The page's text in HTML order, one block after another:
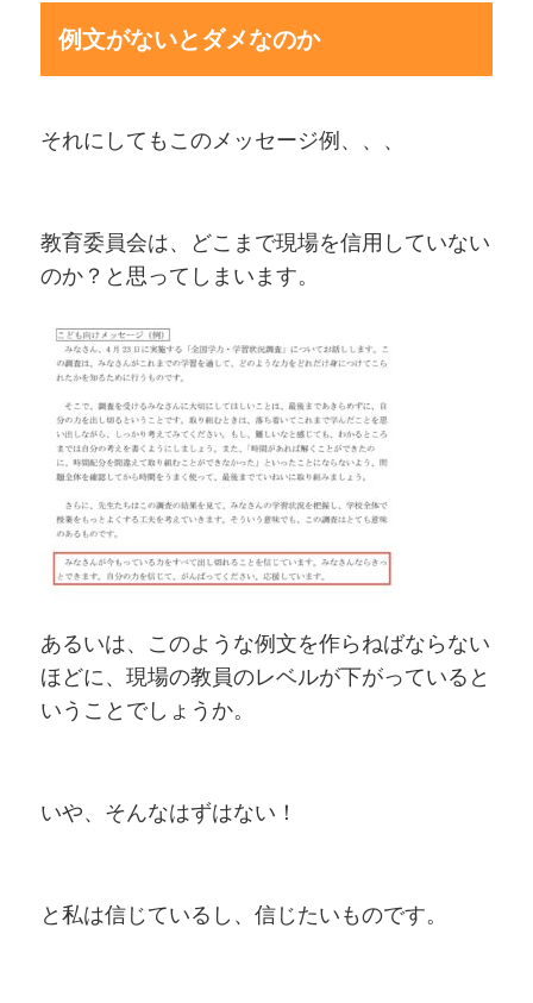
例文がないとダメなのか
それにしてもこのメッセージ例、、、
教育委員会は、どこまで現場を信用していない
のか？と思ってしまいます。
あるいは、このような例文を作らねばならない
ほどに、現場の教員のレベルが下がっていると
いうことでしょうか。
いや、そんなはずはない！
と私は信じているし、信じたいものです。